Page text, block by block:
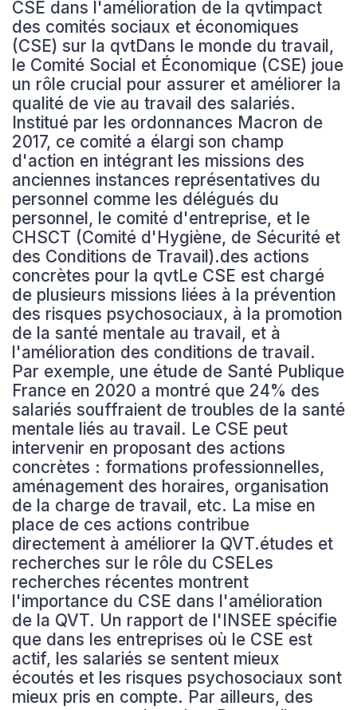
CSE dans l'amélioration de la qvtimpact
des comités sociaux et économiques
(CSE) sur la qvtDans le monde du travail,
le Comité Social et Économique (CSE) joue
un rôle crucial pour assurer et améliorer la
qualité de vie au travail des salariés.
Institué par les ordonnances Macron de
2017, ce comité a élargi son champ
d'action en intégrant les missions des
anciennes instances représentatives du
personnel comme les délégués du
personnel, le comité d'entreprise, et le
CHSCT (Comité d'Hygiène, de Sécurité et
des Conditions de Travail).des actions
concrètes pour la qvtLe CSE est chargé
de plusieurs missions liées à la prévention
des risques psychosociaux, à la promotion
de la santé mentale au travail, et à
l'amélioration des conditions de travail.
Par exemple, une étude de Santé Publique
France en 2020 a montré que 24% des
salariés souffraient de troubles de la santé
mentale liés au travail. Le CSE peut
intervenir en proposant des actions
concrètes : formations professionnelles,
aménagement des horaires, organisation
de la charge de travail, etc. La mise en
place de ces actions contribue
directement à améliorer la QVT.études et
recherches sur le rôle du CSELes
recherches récentes montrent
l'importance du CSE dans l'amélioration
de la QVT. Un rapport de l'INSEE spécifie
que dans les entreprises où le CSE est
actif, les salariés se sentent mieux
écoutés et les risques psychosociaux sont
mieux pris en compte. Par ailleurs, des